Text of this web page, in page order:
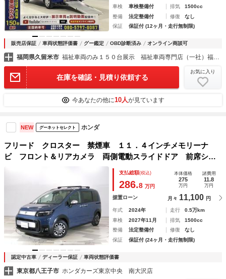
車検
車検整備付 排気
1500cc
整備
法定整備付 修復
なし
保証
保証付 (12ヶ月・走行無制限)
販売店保証 車両状態評価書 グー鑑定 OBD診断済み オンライン商談可
福岡県久留米市 福祉車両のみ１５０台展示 福祉車両専門店（一社）福祉車両のたすかる
在庫を確認・見積り依頼する
お気に入り
今あなたの他に10人が見ています
NEW グーネットセレクト ホンダ
フリード クロスター 禁煙車 １１．４インチメモリーナ
ビ フロント＆リアカメラ 両側電動スライドドア 前席シー
トヒーター ＬＥＤヘッドライト ＥＴＣ ミュージックラッ
ク ＤＶＤ ＳＤ ＵＳＢ Ｂｌｕｅｔｏｏｔｈ接続 ＬＫＡ
支払総額(税込)
286.8 万円
本体価格
275
万円
諸費用
11.8
万円
据置ローン 月々 11,100 円
年式 2024年 走行
0.5万km
車検
2027年11月 排気
1500cc
整備
法定整備付 修復
なし
保証
保証付 (24ヶ月・走行無制限)
認定中古車 ディーラー保証 車両状態評価書
東京都八王子市 ホンダカーズ東京中央 南大沢店